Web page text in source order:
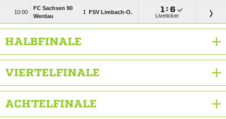

FC Sachsen 90
Werdau
: FSV Limbach-O.  : 
Liveticker
HALBFINALE
VIERTELFINALE
ACHTELFINALE